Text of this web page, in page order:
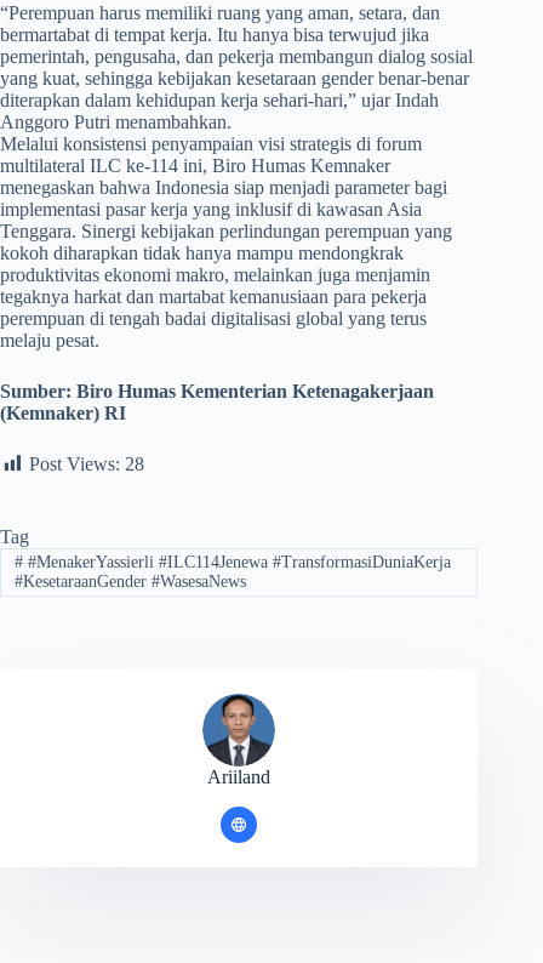
​“Perempuan harus memiliki ruang yang aman, setara, dan
bermartabat di tempat kerja. Itu hanya bisa terwujud jika
pemerintah, pengusaha, dan pekerja membangun dialog sosial
yang kuat, sehingga kebijakan kesetaraan gender benar-benar
diterapkan dalam kehidupan kerja sehari-hari,” ujar Indah
Anggoro Putri menambahkan.
Melalui konsistensi penyampaian visi strategis di forum
multilateral ILC ke-114 ini, Biro Humas Kemnaker
menegaskan bahwa Indonesia siap menjadi parameter bagi
implementasi pasar kerja yang inklusif di kawasan Asia
Tenggara. Sinergi kebijakan perlindungan perempuan yang
kokoh diharapkan tidak hanya mampu mendongkrak
produktivitas ekonomi makro, melainkan juga menjamin
tegaknya harkat dan martabat kemanusiaan para pekerja
perempuan di tengah badai digitalisasi global yang terus
melaju pesat.
Sumber: Biro Humas Kementerian Ketenagakerjaan
(Kemnaker) RI
Post Views: 28
Tag
##MenakerYassierli #ILC114Jenewa #TransformasiDuniaKerja
#KesetaraanGender #WasesaNews
Ariiland